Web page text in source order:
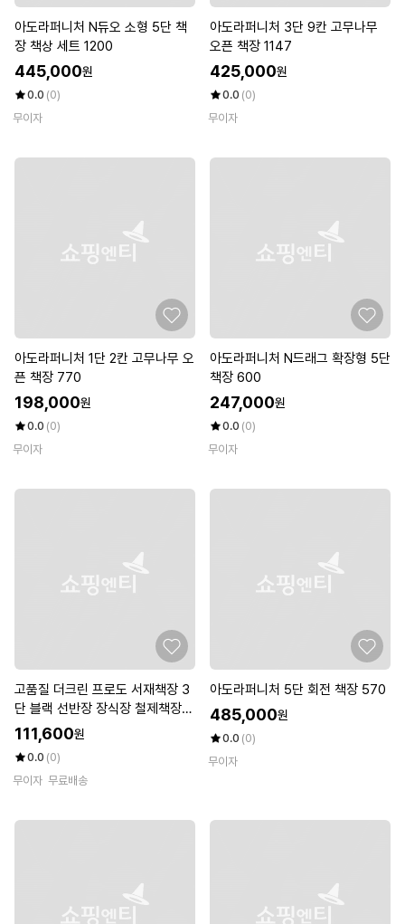
아도라퍼니처 N듀오 소형 5단 책
장 책상 세트 1200
445,000원
0.0 (0)
무이자
아도라퍼니처 3단 9칸 고무나무
오픈 책장 1147
425,000원
0.0 (0)
무이자
아도라퍼니처 1단 2칸 고무나무 오
픈 책장 770
198,000원
0.0 (0)
무이자
아도라퍼니처 N드래그 확장형 5단
책장 600
247,000원
0.0 (0)
무이자
고품질 더크린 프로도 서재책장 3
단 블랙 선반장 장식장 철제책장
(WB9B430)
111,600원
0.0 (0)
무이자 무료배송
아도라퍼니처 5단 회전 책장 570
485,000원
0.0 (0)
무이자